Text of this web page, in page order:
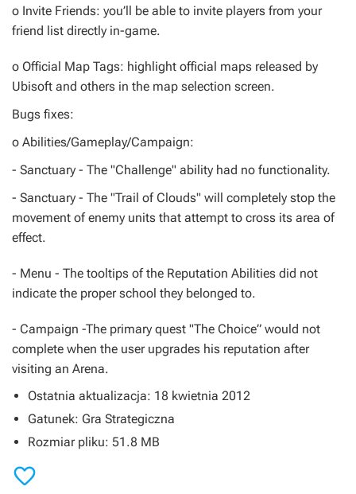
o Invite Friends: you’ll be able to invite players from your
friend list directly in-game.
o Official Map Tags: highlight official maps released by
Ubisoft and others in the map selection screen.
Bugs fixes:
o Abilities/Gameplay/Campaign:
- Sanctuary - The "Challenge" ability had no functionality.
- Sanctuary - The "Trail of Clouds" will completely stop the
movement of enemy units that attempt to cross its area of
effect.
- Menu - The tooltips of the Reputation Abilities did not
indicate the proper school they belonged to.
- Campaign -The primary quest "The Choice” would not
complete when the user upgrades his reputation after
visiting an Arena.
Ostatnia aktualizacja: 18 kwietnia 2012
Gatunek: Gra Strategiczna
Rozmiar pliku: 51.8 MB
